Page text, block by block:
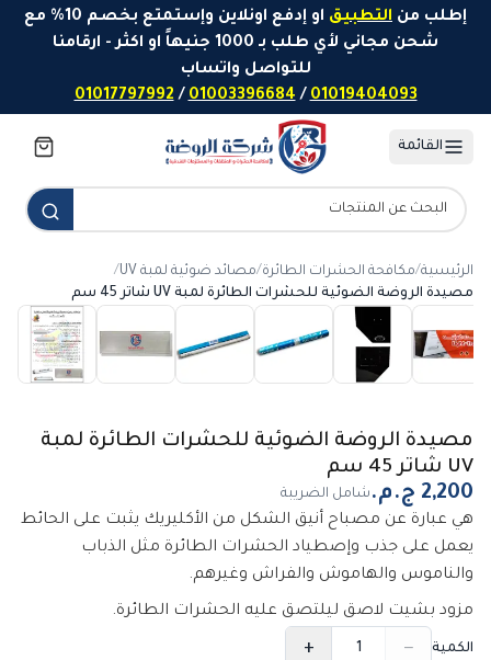
تخطَّ إلى المحتوى
إطلب من التطبيق
او إدفع اونلاين وإستمتع بخصم 10% مع
شحن مجاني لأي طلب بـ 1000 جنيهاً او اكثر - ارقامنا
للتواصل واتساب
01019404093
/
01003396684
/
01017797992
القائمة
الرئيسية/مكافحة الحشرات الطائرة/مصائد ضوئية لمبة UV
/
مصيدة الروضة الضوئية للحشرات الطائرة لمبة UV شاتر 45 سم
مصيدة الروضة الضوئية للحشرات الطائرة لمبة
UV شاتر 45 سم
شامل الضريبة
هي عبارة عن مصباح أنيق الشكل من الأكليريك يثبت على الحائط
يعمل على جذب وإصطياد الحشرات الطائرة مثل الذباب
والناموس والهاموش والفراش وغيرهم.
مزود بشيت لاصق ليلتصق عليه الحشرات الطائرة.
الكمية −
+